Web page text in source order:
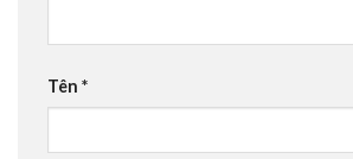
Tên *